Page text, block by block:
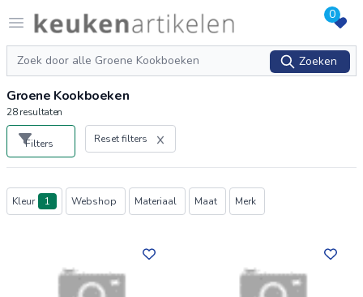
Open menu
Logo keukenartikelen.com 0
Zoeken
Zoeken
Groene Kookboeken
28resultaten
Filters Reset filters
Producten
Kleur 1 Webshop Materiaal Maat Merk